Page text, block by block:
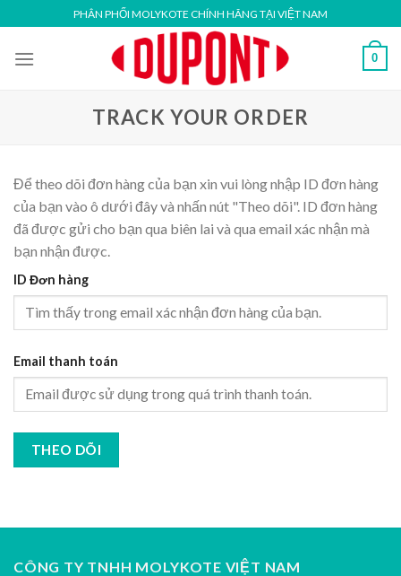
to
content
PHÂN PHỐI MOLYKOTE CHÍNH HÃNG TẠI VIỆT NAM
0
TRACK YOUR ORDER
Để theo dõi đơn hàng của bạn xin vui lòng nhập ID đơn hàng
của bạn vào ô dưới đây và nhấn nút "Theo dõi". ID đơn hàng
đã được gửi cho bạn qua biên lai và qua email xác nhận mà
bạn nhận được.
ID Đơn hàng
Email thanh toán
THEO DÕI
CÔNG TY TNHH MOLYKOTE VIỆT NAM